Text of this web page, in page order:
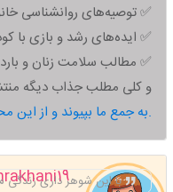
✅ توصیه‌های روانشناسی
✅ ایده‌های رشد و بازی با
✅ مطالب سلامت زنان و
و کلی مطلب جذاب دیگه
به جمع ما بپیوند و از این محتوای کاربردی استفاده کن.
با این شوهر داری